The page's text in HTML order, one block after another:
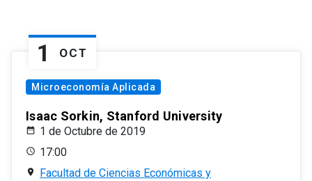
1 OCT
Microeconomía Aplicada
Isaac Sorkin, Stanford University
1 de Octubre de 2019
17:00
Facultad de Ciencias Económicas y